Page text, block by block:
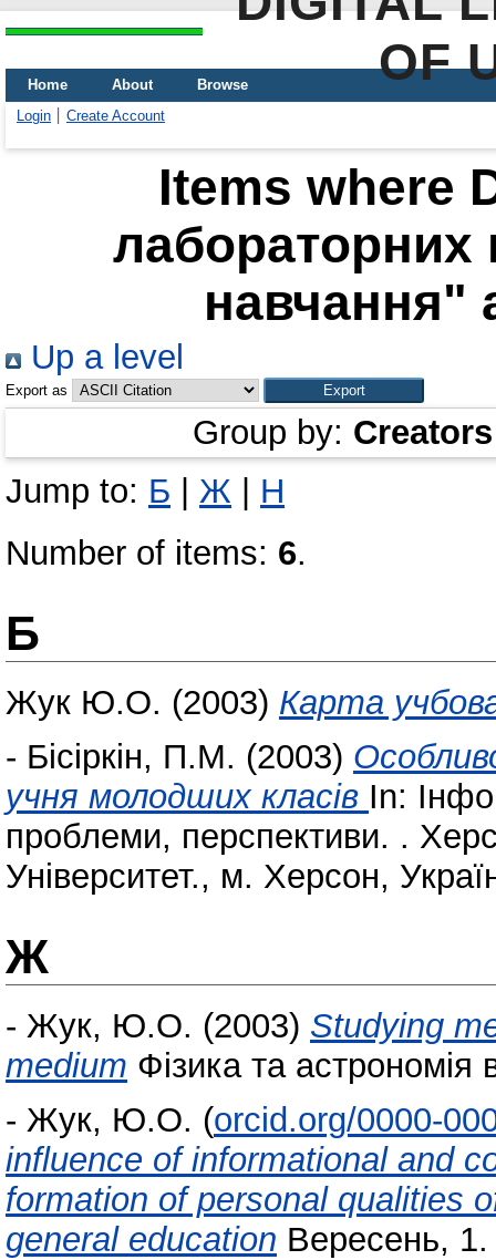
OF
Home About
Browse
Login
Create Account
Items where
лабораторних
навчання"
Up a level
Export as
Group by: Creators
Jump to: Б Ж
Н
Number of items: 6.
Б
Жук Ю.О. (2003) Карта
- Бісіркін, П.М. (2003)
учня молодших класів In:
проблеми, перспективи. .
Університет., м. Херсон,
Ж
- Жук, Ю.О. (2003) Studying
medium Фізика та
- Жук, Ю.О. (orcid.org/0000-
influence of informational and
formation of personal qualities
general education Вересень,